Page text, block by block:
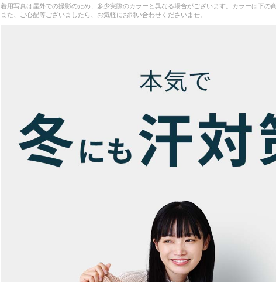
着用写真は屋外での撮影のため、多少実際のカラーと異なる場合がございます。カラーは下の
また、ご心配等ございましたら、お気軽にお問い合わせくださいませ。